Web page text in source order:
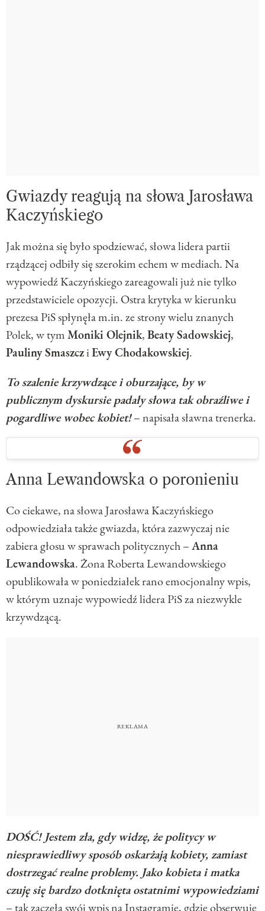
Gwiazdy reagują na słowa Jarosława
Kaczyńskiego
Jak można się było spodziewać, słowa lidera partii
rządzącej odbiły się szerokim echem w mediach. Na
wypowiedź Kaczyńskiego zareagowali już nie tylko
przedstawiciele opozycji. Ostra krytyka w kierunku
prezesa PiS spłynęła m.in. ze strony wielu znanych
Polek, w tymMoniki Olejnik,Beaty Sadowskiej,
Pauliny SmaszcziEwy Chodakowskiej.
To szalenie krzywdzące i oburzające, by w
publicznym dyskursie padały słowa tak obraźliwe i
pogardliwe wobec kobiet!– napisała sławna trenerka.
Anna Lewandowska o poronieniu
Co ciekawe, na słowa Jarosława Kaczyńskiego
odpowiedziała także gwiazda, która zazwyczaj nie
zabiera głosu w sprawach politycznych –Anna
Lewandowska. Żona Roberta Lewandowskiego
opublikowała w poniedziałek rano emocjonalny wpis,
w którym uznaje wypowiedź lidera PiS za niezwykle
krzywdzącą.
DOŚĆ! Jestem zła, gdy widzę, że politycy w
niesprawiedliwy sposób oskarżają kobiety, zamiast
dostrzegać realne problemy. Jako kobieta i matka
czuję się bardzo dotknięta ostatnimi wypowiedziami
– tak zaczęła swój wpis na Instagramie, gdzie obserwuje